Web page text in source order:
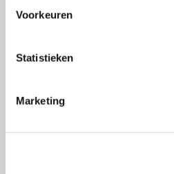
Voorkeuren
Statistieken
Marketing
of bel ons op:
Ziektebeelden
EGPA